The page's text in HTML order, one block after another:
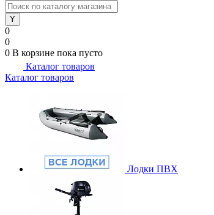
0
0
0 В корзине пока пусто
Каталог товаров
Каталог товаров
Лодки ПВХ